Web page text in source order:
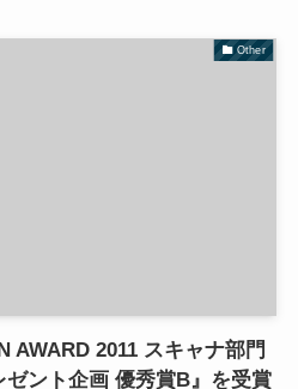
Other
AWARD 2011 スキャナ部門
ント企画 優秀賞B』を受賞